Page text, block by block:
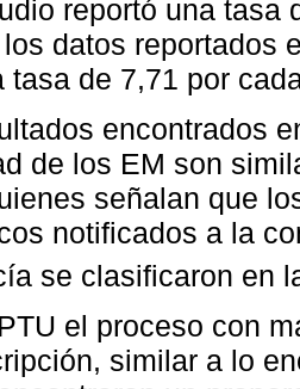
reportó una tasa
datos reportados
tasa de 7,71 por
encontrados
de los EM son
señalan que
notificados a la
se clasificaron en
el proceso con
similar a lo